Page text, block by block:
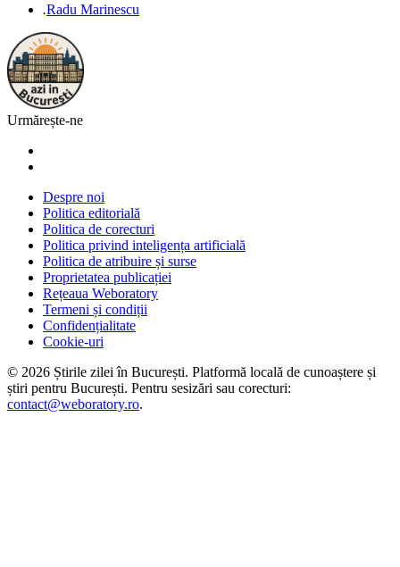
.Radu Marinescu
Urmărește-ne
Despre noi
Politica editorială
Politica de corecturi
Politica privind inteligența artificială
Politica de atribuire și surse
Proprietatea publicației
Rețeaua Weboratory
Termeni și condiții
Confidențialitate
Cookie-uri
© 2026 Știrile zilei în București. Platformă locală de cunoaștere și
știri pentru București. Pentru sesizări sau corecturi:
contact@weboratory.ro.